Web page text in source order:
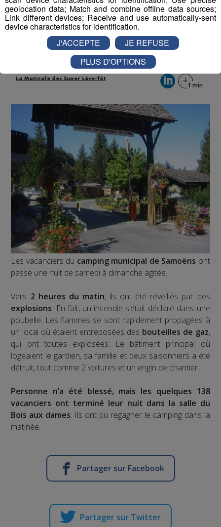
du camping à cause d'un incendie
Publié par David Gaydon- 3 septembre 2018 à 10h50
Actus
Animation
La Matinale des Super Lève-Tôt
Les vacanciers du camping municipal de Samoëns ont
passé une nuit de samedi à dimanche agitée.
Vers 2 heures du matin, ils ont été réveillés par des
explosions. En fait, un incendie s’était déclaré dans une
poubelle. Les flammes se sont rapidement propagées à
un local où étaient entreposées des bouteilles de gaz,
qui ont toutes explosées. Le bâtiment principal où
logeaient le gardien, sa famille et deux saisonniers a été
détruit, tout comme 2 voitures et un engin de chantier.
Personne n’a été blessé, mais les quelques 138
vacanciers ont terminé leur nuit dans la salle du
Bois aux dames. Ils ont pu regagner le camping dans la
matinée.
Partager sur Facebook
Partager sur Twitter
geolocation data; Match and combine offline data sources;
Link different devices; Receive and use automatically-sent
device characteristics for identification.
J'ACCEPTE
JE REFUSE
PLUS D'OPTIONS